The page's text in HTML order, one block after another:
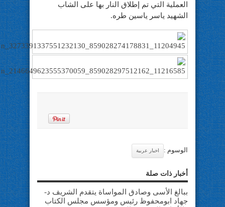
العملية التي تم إطلاق النار بها على الشاب
الشهيد ياسر ياسين طره.
الوسوم : اخبار عربية
أخبار ذات صلة
ببالغ الأسى وصادق المواساة يتقدم الشريف د-
جهاد ابومحفوظ رئيس ومؤسس مجلس الكتاب